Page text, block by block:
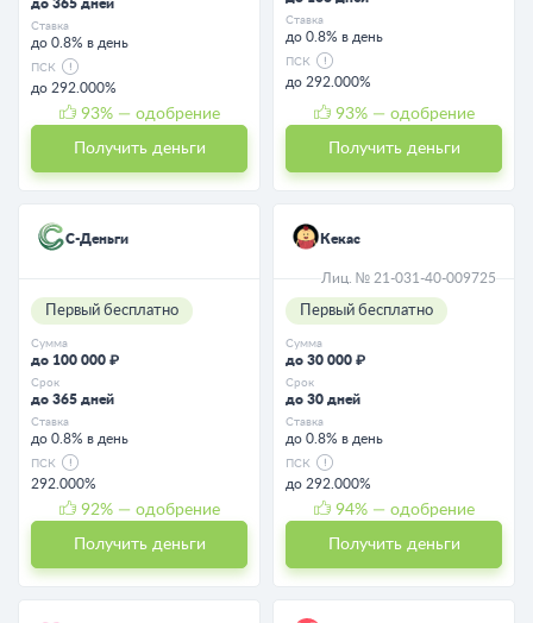
до 365 дней
Ставка
до 0.8% в день
ПСК
до 292.000%
93% — одобрение
Получить деньги
Ставка
до 0.8% в день
ПСК
до 292.000%
93% — одобрение
Получить деньги
С-Деньги
Первый бесплатно
Сумма
до 100 000 ₽
Срок
до 365 дней
Ставка
до 0.8% в день
ПСК
292.000%
92% — одобрение
Получить деньги
Кекас
Лиц. № 21-031-40-009725
Первый бесплатно
Сумма
до 30 000 ₽
Срок
до 30 дней
Ставка
до 0.8% в день
ПСК
до 292.000%
94% — одобрение
Получить деньги